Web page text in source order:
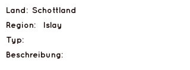
Land: Schottland
Region:
Islay
Typ:
Beschreibung: